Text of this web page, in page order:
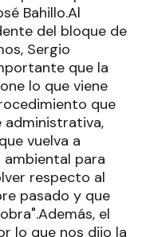
Bahillo.Al
del bloque de
Sergio
que la
lo que viene
que
administrativa,
vuelva a
para
respecto al
pasado y que
el
lo que nos dijo la